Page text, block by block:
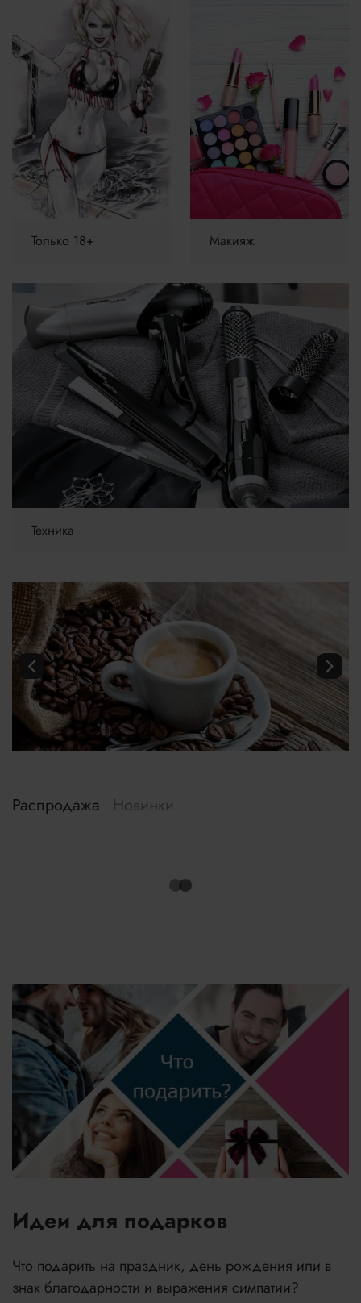
Только 18+ Макияж
Техника
Распродажа Новинки
Идеи для подарков
Что подарить на праздник, день рождения или в
знак благодарности и выражения симпатии?